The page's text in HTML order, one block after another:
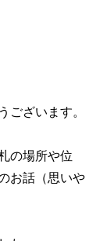
ございます。
の場所や位
お話（思いや